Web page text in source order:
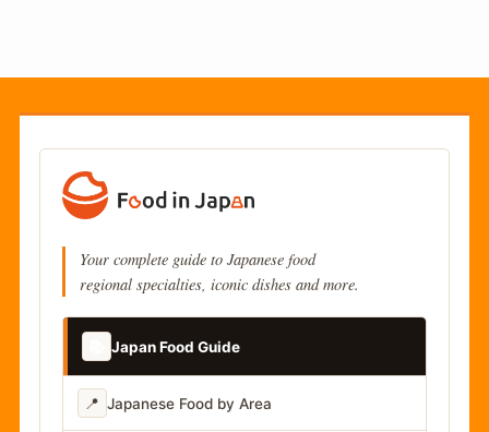
Your complete guide to Japanese food
regional specialties, iconic dishes and more.
Japan Food Guide
📍 Japanese Food by Area